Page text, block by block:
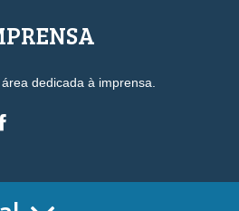
dedicada à imprensa.